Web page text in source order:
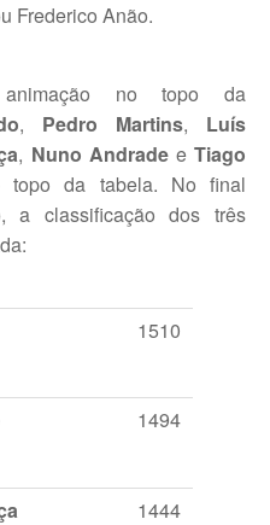
Frederico Anão.
no topo da
, Pedro Martins, Luís
, Nuno Andrade eTiago
topo da tabela. No final
a classificação dos três
1510
1494
1444